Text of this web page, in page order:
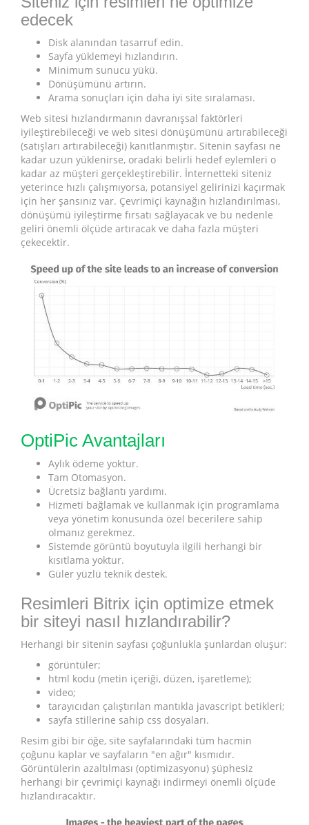
edecek
Disk alanından tasarruf edin.
Sayfa yüklemeyi hızlandırın.
Minimum sunucu yükü.
Dönüşümünü artırın.
Arama sonuçları için daha iyi site sıralaması.
Web sitesi hızlandırmanın davranışsal faktörleri
iyileştirebileceği ve web sitesi dönüşümünü artırabileceği
(satışları artırabileceği) kanıtlanmıştır. Sitenin sayfası ne
kadar uzun yüklenirse, oradaki belirli hedef eylemleri o
kadar az müşteri gerçekleştirebilir. İnternetteki siteniz
yeterince hızlı çalışmıyorsa, potansiyel gelirinizi kaçırmak
için her şansınız var. Çevrimiçi kaynağın hızlandırılması,
dönüşümü iyileştirme fırsatı sağlayacak ve bu nedenle
geliri önemli ölçüde artıracak ve daha fazla müşteri
çekecektir.
OptiPic Avantajları
Aylık ödeme yoktur.
Tam Otomasyon.
Ücretsiz bağlantı yardımı.
Hizmeti bağlamak ve kullanmak için programlama
veya yönetim konusunda özel becerilere sahip
olmanız gerekmez.
Sistemde görüntü boyutuyla ilgili herhangi bir
kısıtlama yoktur.
Güler yüzlü teknik destek.
Resimleri Bitrix için optimize etmek
bir siteyi nasıl hızlandırabilir?
Herhangi bir sitenin sayfası çoğunlukla şunlardan oluşur:
görüntüler;
html kodu (metin içeriği, düzen, işaretleme);
video;
tarayıcıdan çalıştırılan mantıkla javascript betikleri;
sayfa stillerine sahip css dosyaları.
Resim gibi bir öğe, site sayfalarındaki tüm hacmin
çoğunu kaplar ve sayfaların "en ağır" kısmıdır.
Görüntülerin azaltılması (optimizasyonu) şüphesiz
herhangi bir çevrimiçi kaynağı indirmeyi önemli ölçüde
hızlandıracaktır.